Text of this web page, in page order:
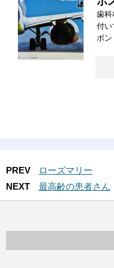
歯科
付い
ボン
PREV
ローズマリー
NEXT
最高齢の患者さん